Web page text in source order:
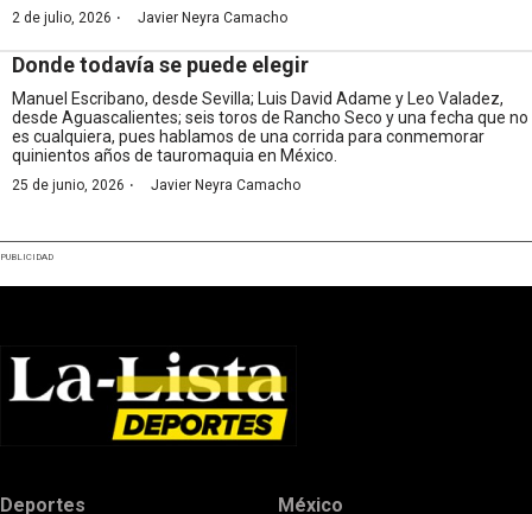
2 de julio, 2026 · Javier Neyra Camacho
Donde todavía se puede elegir
Manuel Escribano, desde Sevilla; Luis David Adame y Leo Valadez,
desde Aguascalientes; seis toros de Rancho Seco y una fecha que no
es cualquiera, pues hablamos de una corrida para conmemorar
quinientos años de tauromaquia en México.
25 de junio, 2026 · Javier Neyra Camacho
PUBLICIDAD
Deportes México